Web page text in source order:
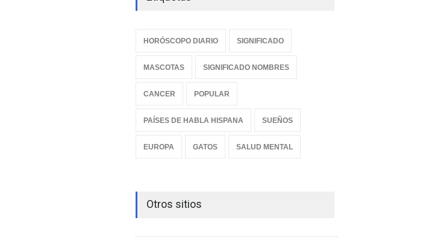
HORÓSCOPO DIARIO SIGNIFICADO
MASCOTAS SIGNIFICADO NOMBRES
CANCER POPULAR
PAÍSES DE HABLA HISPANA SUEÑOS
EUROPA GATOS SALUD MENTAL
Otros sitios